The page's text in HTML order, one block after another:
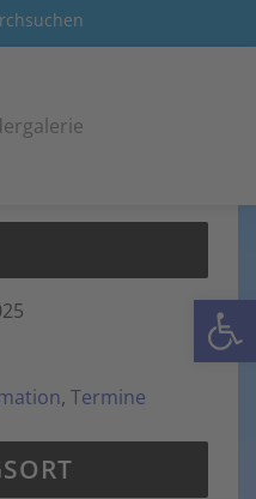
stattgefunden.
, Termine